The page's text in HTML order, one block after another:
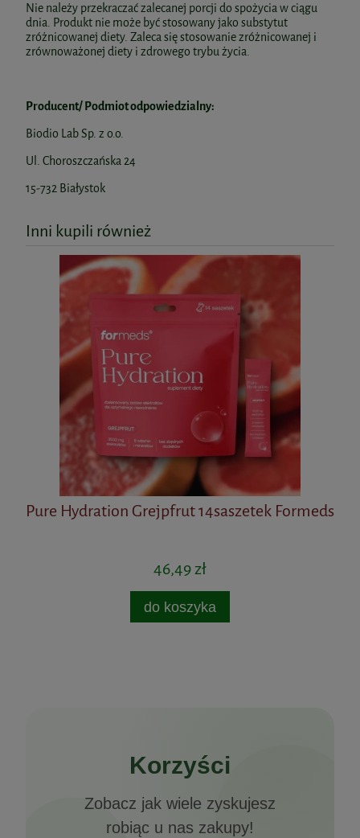
Nie należy przekraczać zalecanej porcji do spożycia w ciągu
dnia. Produkt nie może być stosowany jako substytut
zróżnicowanej diety. Zaleca się stosowanie zróżnicowanej i
zrównoważonej diety i zdrowego trybu życia.
Producent/ Podmiot odpowiedzialny:
Biodio Lab Sp. z o.o.
Ul. Choroszczańska 24
15-732 Białystok
Inni kupili również
Pure Hydration Grejpfrut 14saszetek Formeds
46,49 zł
do koszyka
Korzyści
Zobacz jak wiele zyskujesz
robiąc u nas zakupy!